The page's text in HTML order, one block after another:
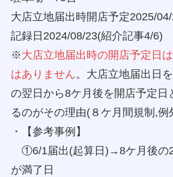
大店立地届出時開店予定2025/
記録日2024/08/23(紹介記事4/6)
※大店立地届出時の開店予定日
はありません。大店立地届出日
の翌日から8ケ月後を開店予定日
るのがその理由(８ケ月間規制,例
・【参考事例】
①6/1届出(起算日)→8ケ月後の
が満了日